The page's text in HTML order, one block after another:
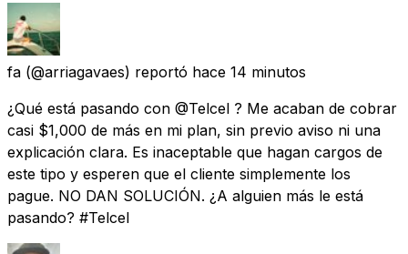
fa (@arriagavaes) reportó hace 14 minutos
¿Qué está pasando con @Telcel ? Me acaban de cobrar
casi $1,000 de más en mi plan, sin previo aviso ni una
explicación clara. Es inaceptable que hagan cargos de
este tipo y esperen que el cliente simplemente los
pague. NO DAN SOLUCIÓN. ¿A alguien más le está
pasando? #Telcel